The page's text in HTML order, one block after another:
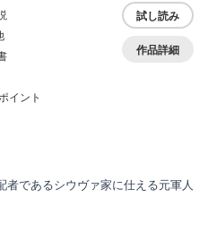
イント
試し読み
作品詳細
であるシウヴァ家に仕える元軍人